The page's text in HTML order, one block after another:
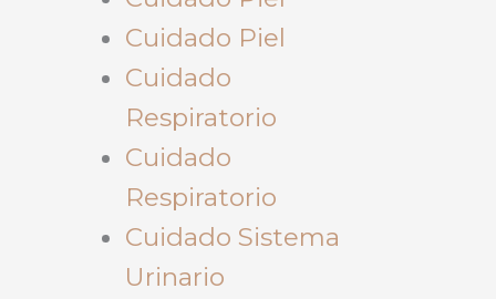
Cuidado Piel
Cuidado
Respiratorio
Cuidado
Respiratorio
Cuidado Sistema
Urinario